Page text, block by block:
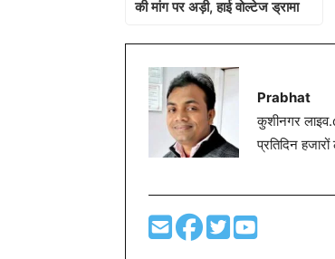
की मांग पर अड़ी, हाई वोल्टेज ड्रामा
Prabhat
कुशीनगर
प्रतिदिन